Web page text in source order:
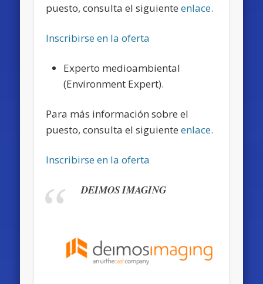
puesto, consulta el siguienteenlace.
Inscribirse en la oferta
Experto medioambiental
(Environment Expert).
Para más información sobre el
puesto, consulta el siguienteenlace.
Inscribirse en la oferta
DEIMOS IMAGING